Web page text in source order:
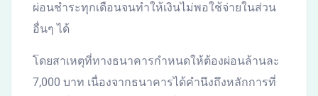
ผ่อนชำระทุกเดือนจนทำให้เงินไม่พอใช้จ่ายในส่วน
อื่นๆ ได้
โดยสาเหตุที่ทางธนาคารกำหนดให้ต้องผ่อนล้านละ
7,000 บาท เนื่องจากธนาคารได้คำนึงถึงหลักการที่